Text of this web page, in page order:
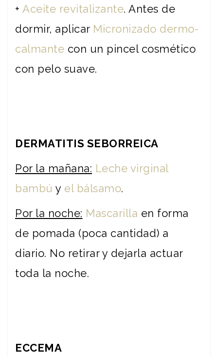
+ Aceite revitalizante. Antes de
dormir, aplicar Micronizado dermo-
calmante con un pincel cosmético
con pelo suave.
DERMATITIS SEBORREICA
Por la mañana: Leche virginal
bambú y el bálsamo.
Por la noche: Mascarilla en forma
de pomada (poca cantidad) a
diario. No retirar y dejarla actuar
toda la noche.
ECCEMA